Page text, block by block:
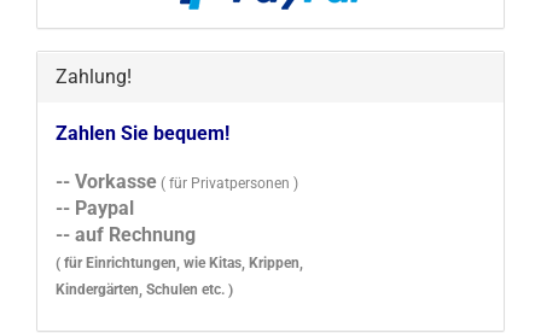
Zahlung!
Zahlen Sie bequem!
-- Vorkasse ( für Privatpersonen )
-- Paypal
-- auf Rechnung
( für Einrichtungen, wie Kitas, Krippen,
Kindergärten, Schulen etc. )